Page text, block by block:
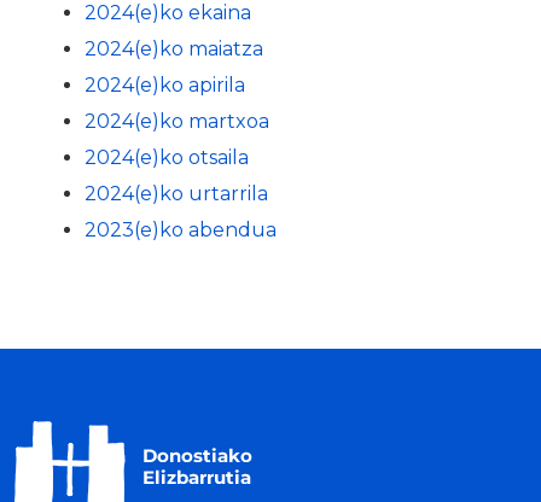
2024(e)ko ekaina
2024(e)ko maiatza
2024(e)ko apirila
2024(e)ko martxoa
2024(e)ko otsaila
2024(e)ko urtarrila
2023(e)ko abendua